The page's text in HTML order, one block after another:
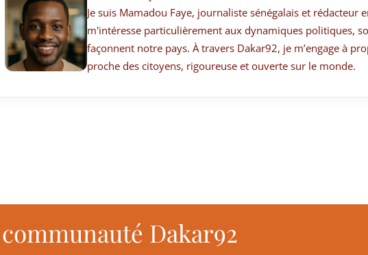
Je suis Mamadou Faye, journaliste sénégalais et rédacteur
m'intéresse particulièrement aux dynamiques politiques,
façonnent notre pays. À travers Dakar92, je m’engage à
proche des citoyens, rigoureuse et ouverte sur le monde.
Dakar92